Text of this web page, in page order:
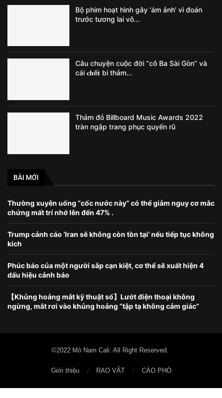
Bộ phim hoạt hình gây ‘ám ảnh’ vì đoán
trước tương lai vô...
Câu chuyện cuộc đời “cô Ba Sài Gòn” và
cái 𝐜𝐡ế𝐭 bi thảm...
Thảm đỏ Billboard Music Awards 2022
tràn ngập trang phục quyến rũ
BÀI MỚI
Thường xuyên uống “cốc nước này” có thể giảm nguy cơ mắc
chứng mất trí nhớ lên đến 47% .
Trump cảnh cáo ‘Iran sẽ không còn tồn tại’ nếu tiếp tục không
kích
Phúc báo của một người sắp cạn kiệt, cơ thể sẽ xuất hiện 4
dấu hiệu cảnh báo
【Khủng hoảng mắt kỹ thuật số】Lướt điện thoại không
ngừng, mắt rơi vào khủng hoảng “tập tạ không cảm giác”
©2022 Mỏ Nam Cali. All Right Reserved.
Giới thiệu RAO VẶT CÁO PHÓ